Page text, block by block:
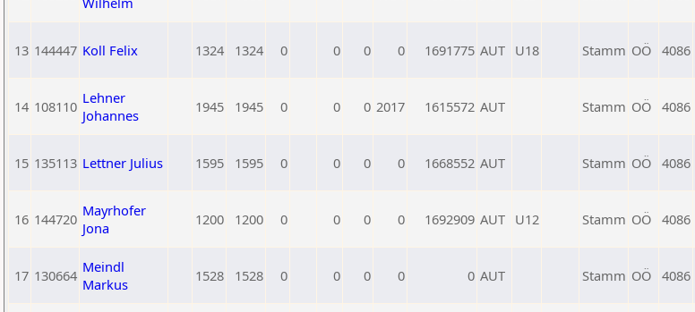
13 144447 Koll Felix 1324 1324 0 0 0 0 1691775 AUT U18 Stamm OÖ 4086
14 108110 Lehner
Johannes
1945 1945 0 0 0 2017 1615572 AUT Stamm OÖ 4086
15 135113 Lettner Julius 1595 1595 0 0 0 0 1668552 AUT Stamm OÖ 4086
16 144720 Mayrhofer
Jona
1200 1200 0 0 0 0 1692909 AUT U12 Stamm OÖ 4086
17 130664 Meindl
Markus
1528 1528 0 0 0 0 0 AUT Stamm OÖ 4086